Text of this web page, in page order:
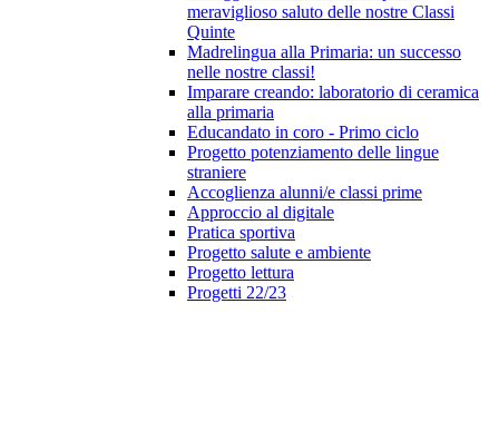
meraviglioso saluto delle nostre Classi
Quinte
Madrelingua alla Primaria: un successo
nelle nostre classi!
Imparare creando: laboratorio di ceramica
alla primaria
Educandato in coro - Primo ciclo
Progetto potenziamento delle lingue
straniere
Accoglienza alunni/e classi prime
Approccio al digitale
Pratica sportiva
Progetto salute e ambiente
Progetto lettura
Progetti 22/23